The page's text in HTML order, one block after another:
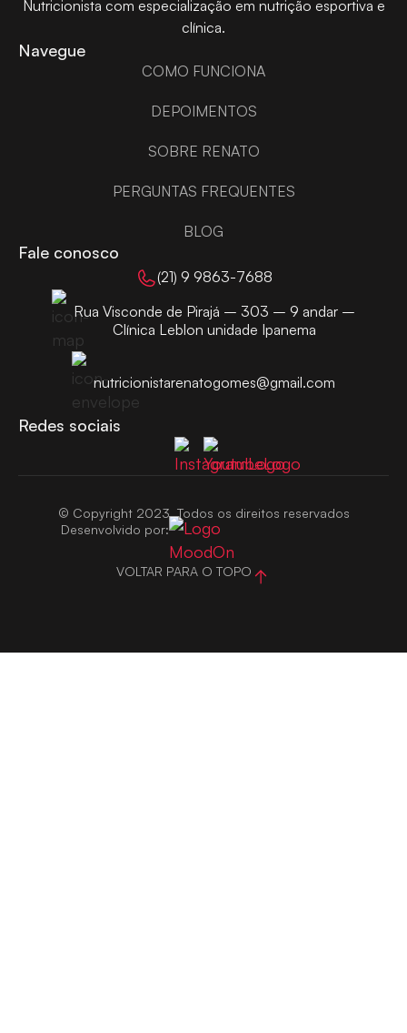
Nutricionista com especialização em nutrição esportiva e
clínica.
Navegue
COMO FUNCIONA
DEPOIMENTOS
SOBRE RENATO
PERGUNTAS FREQUENTES
BLOG
Fale conosco
(21) 9 9863-7688
Rua Visconde de Pirajá – 303 – 9 andar –
Clínica Leblon unidade Ipanema
nutricionistarenatogomes@gmail.com
Redes sociais
© Copyright 2023. Todos os direitos reservados
Desenvolvido por:
VOLTAR PARA O TOPO